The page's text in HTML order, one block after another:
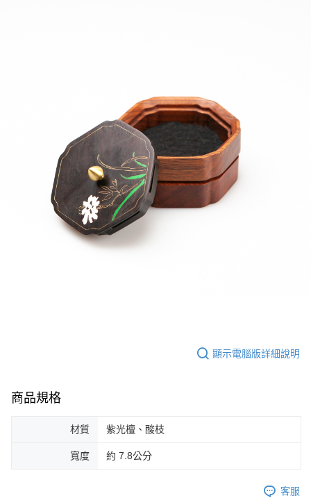
顯示電腦版詳細說明
商品規格
材質 紫光檀、酸枝
寬度 約 7.8公分
客服